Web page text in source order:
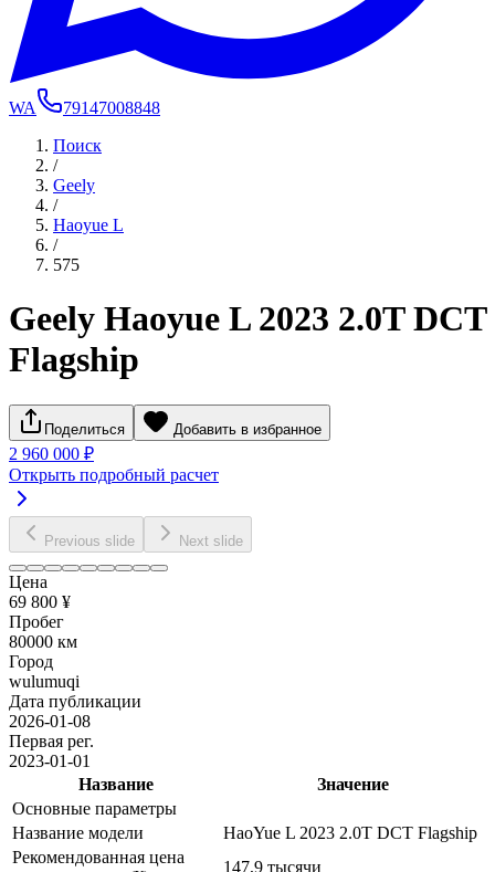
WA
79147008848
Поиск
/
Geely
/
Haoyue L
/
575
Geely Haoyue L 2023 2.0T DCT
Flagship
Поделиться Добавить в избранное
2 960 000 ₽
Открыть подробный расчет
Previous slide Next slide
Цена
69 800 ¥
Пробег
80000 км
Город
wulumuqi
Дата публикации
2026-01-08
Первая рег.
2023-01-01
Название
Значение
Основные параметры
Название модели
HaoYue L 2023 2.0T DCT Flagship
Рекомендованная цена
147,9 тысячи